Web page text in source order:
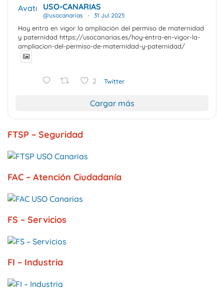
Avatar USO-CANARIAS
@usocanarias · 31 Jul 2025
Hoy entra en vigor la ampliación del permiso de maternidad
y paternidad https://usocanarias.es/hoy-entra-en-vigor-la-
ampliacion-del-permiso-de-maternidad-y-paternidad/
2 Twitter
Cargar más
FTSP – Seguridad
FAC – Atención Ciudadanía
FS – Servicios
FI – Industria